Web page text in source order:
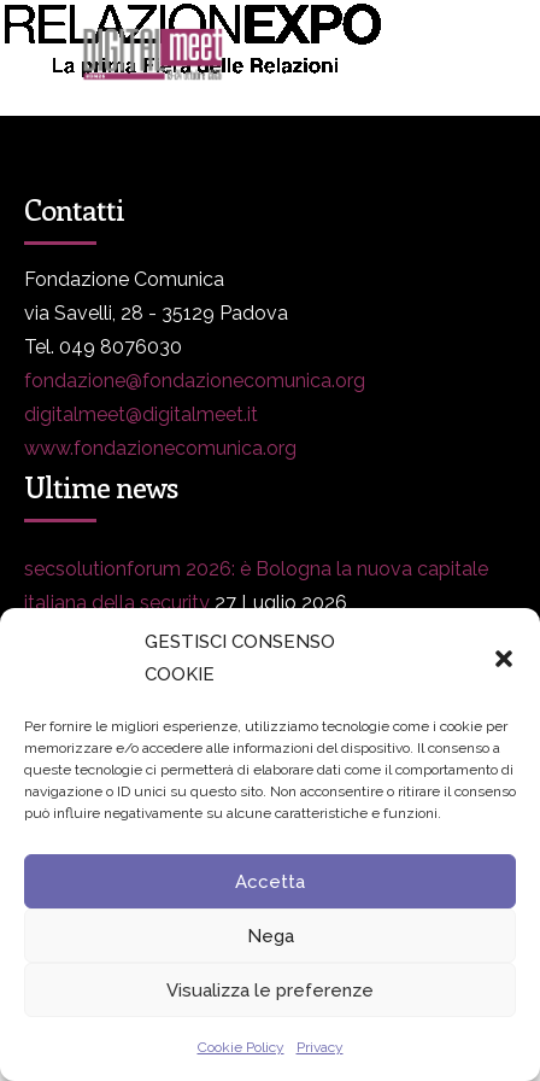
GESTISCI CONSENSO
COOKIE
Per fornire le migliori esperienze, utilizziamo tecnologie come i cookie per
memorizzare e/o accedere alle informazioni del dispositivo. Il consenso a
queste tecnologie ci permetterà di elaborare dati come il comportamento di
navigazione o ID unici su questo sito. Non acconsentire o ritirare il consenso
può influire negativamente su alcune caratteristiche e funzioni.
Accetta
Nega
Visualizza le preferenze
Cookie Policy Privacy
Contatti
Fondazione Comunica
via Savelli, 28 - 35129 Padova
Tel. 049 8076030
fondazione@fondazionecomunica.org
digitalmeet@digitalmeet.it
www.fondazionecomunica.org
Ultime news
secsolutionforum 2026: è Bologna la nuova capitale
italiana della security 27 Luglio 2026
Padre Benanti: «Intelligenza artificiale? Contro i nuovi
21 Luglio 2026
Edvance – Digital Education Hub Higher Education 15
Giugno 2026
© 2024 Fondazione Comunica – All rights reserved